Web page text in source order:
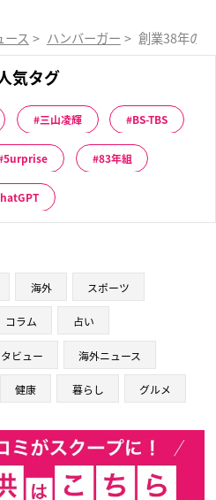
ース > ハンバーガー > 創業38年の
気タグ
三山凌輝 BS-TBS
5urprise 83年組
海外 スポーツ
コラム 占い
ビュー 海外ニュース
健康 暮らし グルメ